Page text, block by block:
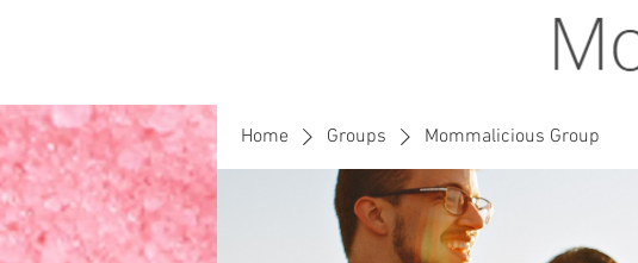
For
Home Groups Mommalicious Group